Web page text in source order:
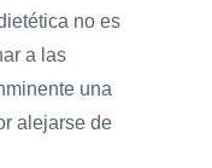
no es
a las
una
alejarse de